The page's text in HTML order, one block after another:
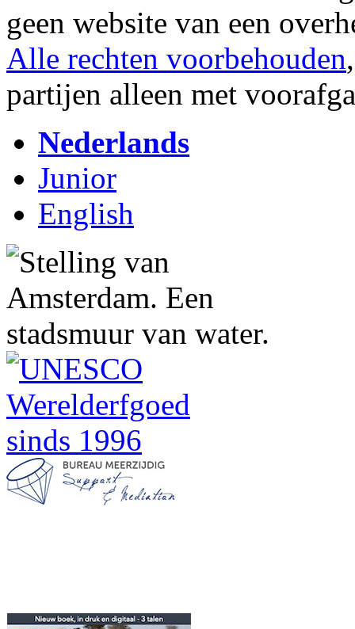
geen website van een
Alle rechten voorbehouden
partijen alleen met
Nederlands
Junior
English